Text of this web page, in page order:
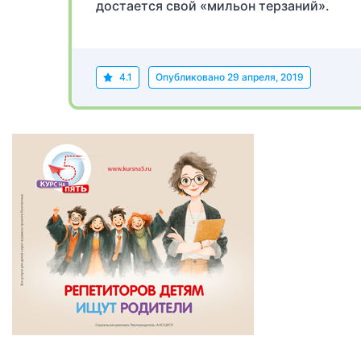
достается свой «мильон терзаний».
4.1 Опубликовано 29 апреля, 2019